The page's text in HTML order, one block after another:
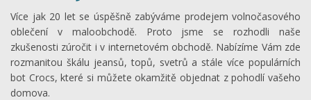
Více jak 20 let se úspěšně zabýváme prodejem volnočasového
oblečení v maloobchodě. Proto jsme se rozhodli naše
zkušenosti zúročit i v internetovém obchodě. Nabízíme Vám zde
rozmanitou škálu jeansů, topů, svetrů a stále více populárních
bot Crocs, které si můžete okamžitě objednat z pohodlí vašeho
domova.